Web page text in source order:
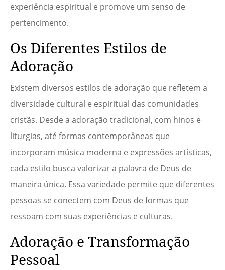
experiência espiritual e promove um senso de
pertencimento.
Os Diferentes Estilos de
Adoração
Existem diversos estilos de adoração que refletem a
diversidade cultural e espiritual das comunidades
cristãs. Desde a adoração tradicional, com hinos e
liturgias, até formas contemporâneas que
incorporam música moderna e expressões artísticas,
cada estilo busca valorizar a palavra de Deus de
maneira única. Essa variedade permite que diferentes
pessoas se conectem com Deus de formas que
ressoam com suas experiências e culturas.
Adoração e Transformação
Pessoal